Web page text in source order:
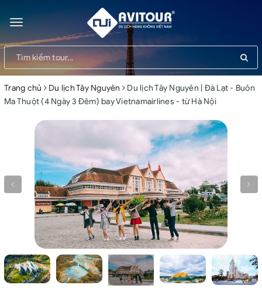
Toggle
navigation
Trang chủ Du lịch Tây Nguyên
Du lịch Tây Nguyên | Đà Lạt - Buôn
Ma Thuột (4 Ngày 3 Đêm) bay Vietnamairlines - từ Hà Nội